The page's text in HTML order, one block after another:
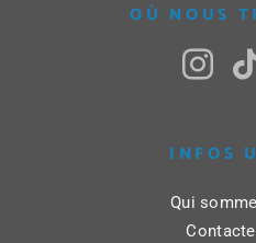
OÙ NOUS
INFOS
Qui